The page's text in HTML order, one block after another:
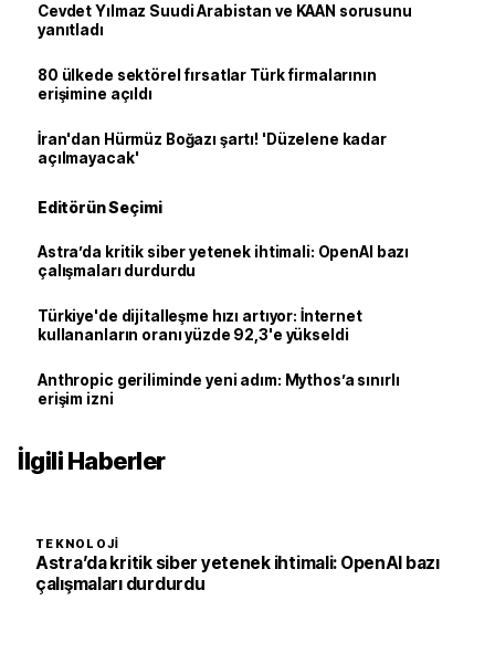
Cevdet Yılmaz Suudi Arabistan ve KAAN sorusunu
yanıtladı
80 ülkede sektörel fırsatlar Türk firmalarının
erişimine açıldı
İran'dan Hürmüz Boğazı şartı! 'Düzelene kadar
açılmayacak'
Editörün Seçimi
Astra’da kritik siber yetenek ihtimali: OpenAI bazı
çalışmaları durdurdu
Türkiye'de dijitalleşme hızı artıyor: İnternet
kullananların oranı yüzde 92,3'e yükseldi
Anthropic geriliminde yeni adım: Mythos’a sınırlı
erişim izni
İlgili Haberler
TEKNOLOJI
Astra’da kritik siber yetenek ihtimali: OpenAI bazı
çalışmaları durdurdu